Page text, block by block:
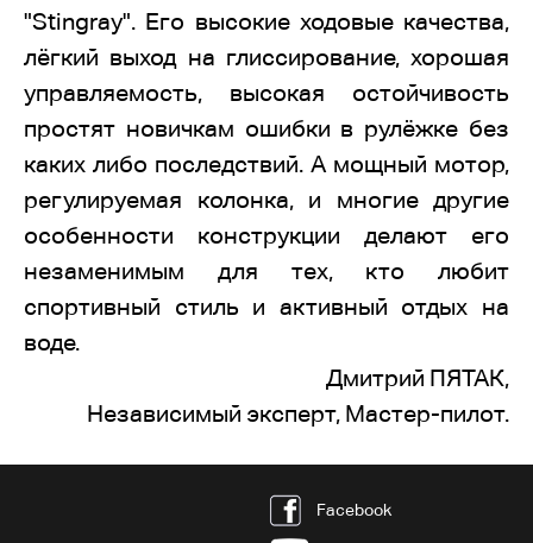
"Stingray". Его высокие ходовые качества,
лёгкий выход на глиссирование, хорошая
управляемость, высокая остойчивость
простят новичкам ошибки в рулёжке без
каких либо последствий. А мощный мотор,
регулируемая колонка, и многие другие
особенности конструкции делают его
незаменимым для тех, кто любит
спортивный стиль и активный отдых на
воде.
Дмитрий ПЯТАК,
Независимый эксперт, Мастер-пилот.
Facebook